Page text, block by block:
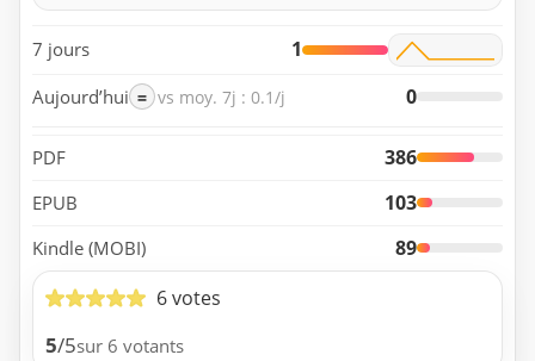
7 jours 1
Aujourd’hui = vs moy. 7j : 0.1/j 0
PDF 386
EPUB 103
Kindle (MOBI)
89
6 votes
5/5sur 6 votants